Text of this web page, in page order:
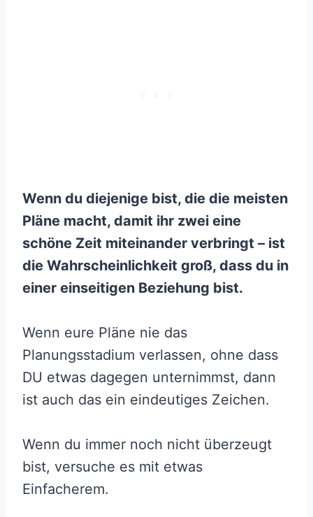
Wenn du diejenige bist, die die meisten
Pläne macht, damit ihr zwei eine
schöne Zeit miteinander verbringt – ist
die Wahrscheinlichkeit groß, dass du in
einer einseitigen Beziehung bist.
Wenn eure Pläne nie das
Planungsstadium verlassen, ohne dass
DU etwas dagegen unternimmst, dann
ist auch das ein eindeutiges Zeichen.
Wenn du immer noch nicht überzeugt
bist, versuche es mit etwas
Einfacherem.